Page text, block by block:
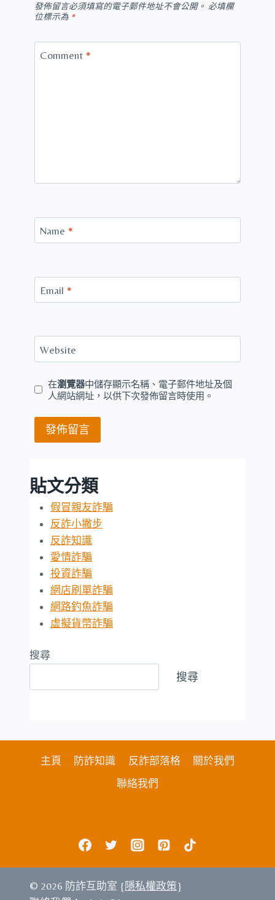
發佈留言必須填寫的電子郵件地址不會公開。 必填欄
位標示為 *
Comment *
Name *
Email *
Website
在瀏覽器中儲存顯示名稱、電子郵件地址及個
人網站網址，以供下次發佈留言時使用。
貼文分類
假冒親友詐騙
反詐小撇步
反詐知識
愛情詐騙
投資詐騙
網店刷單詐騙
網路釣魚詐騙
虛擬貨幣詐騙
搜尋
搜尋
主頁 防詐知識 反詐部落格
關於我們
聯絡我們
© 2026 防詐互助室 { 隱私權政策}